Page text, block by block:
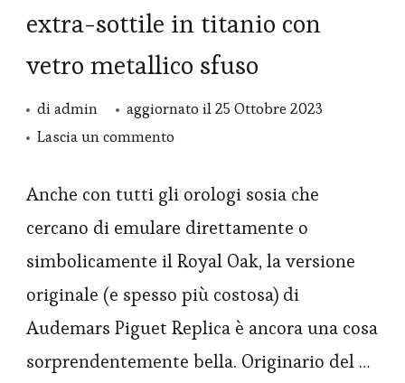
extra-sottile in titanio con
vetro metallico sfuso
diadmin aggiornato il25 Ottobre 2023
Lascia un commento
Audemars
Piguet
Royal
Oak
‘Jumbo’
extra-
Anche con tutti gli orologi sosia che
cercano di emulare direttamente o
simbolicamente il Royal Oak, la versione
originale (e spesso più costosa) di
Audemars Piguet Replica è ancora una cosa
sorprendentemente bella. Originario del …